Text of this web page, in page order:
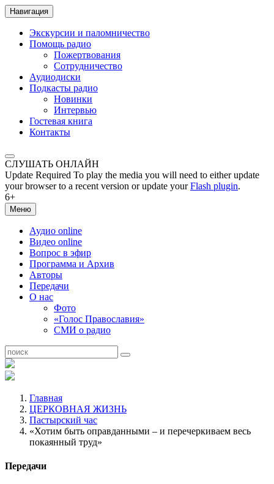
Навигация
Экскурсии и паломничество
Помощь радио
Пожертвования
Сотрудничество
Аудиодиски
Подкасты радио
Новинки
Интервью
Гостевая книга
Контакты
СЛУШАТЬ ОНЛАЙН
Update Required To play the media you will need to either update
your browser to a recent version or update yourFlash plugin.
6+
Меню
Аудио online
Видео online
Вопрос в эфир
Программа и Архив
Авторы
Передачи
О нас
Фото
«Голос Православия»
СМИ о радио
Главная
ЦЕРКОВНАЯ ЖИЗНЬ
Пастырский час
«Хотим быть оправданными – и перечеркиваем весь
покаянный труд»
Передачи